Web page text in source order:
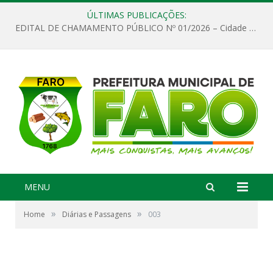
ÚLTIMAS PUBLICAÇÕES:
EDITAL DE CHAMAMENTO PÚBLICO Nº 01/2026 – Cidade de Faro
MENU
Home » Diárias e Passagens » 003